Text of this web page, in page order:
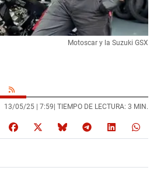
Motoscar y la Suzuki GSX
13/05/25 | 7:59| TIEMPO DE LECTURA: 3 MIN.